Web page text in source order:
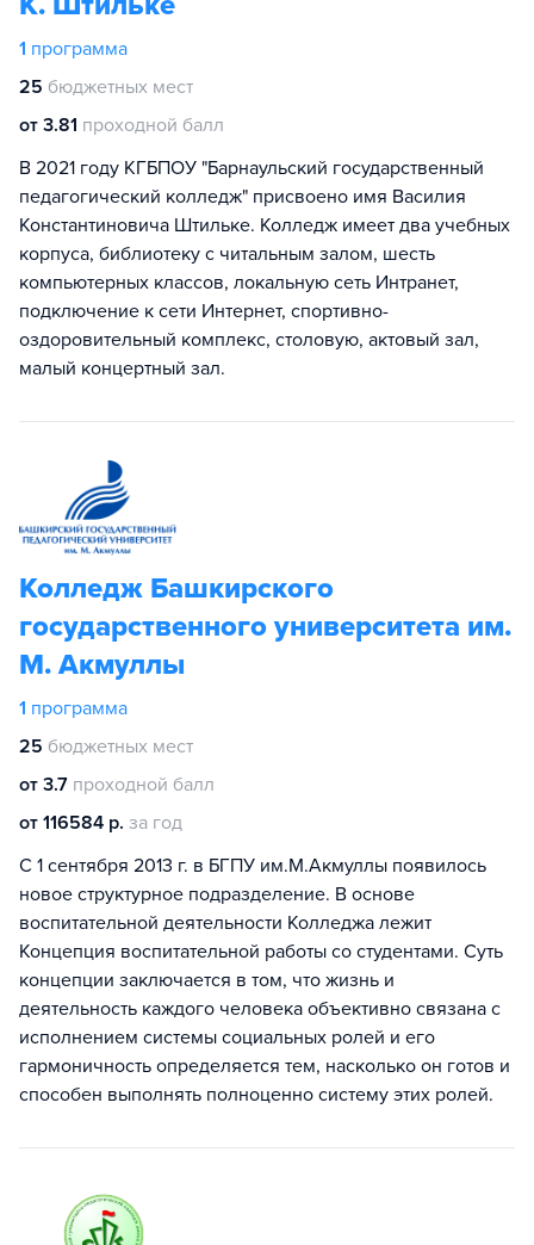
1 программа
25 бюджетных мест
от 3.81 проходной балл
В 2021 году КГБПОУ "Барнаульский государственный
педагогический колледж" присвоено имя Василия
Константиновича Штильке. Колледж имеет два учебных
корпуса, библиотеку с читальным залом, шесть
компьютерных классов, локальную сеть Интранет,
подключение к сети Интернет, спортивно-
оздоровительный комплекс, столовую, актовый зал,
малый концертный зал.
Колледж Башкирского
государственного университета им.
М. Акмуллы
1 программа
25 бюджетных мест
от 3.7 проходной балл
от 116584 р. за год
С 1 сентября 2013 г. в БГПУ им.М.Акмуллы появилось
новое структурное подразделение. В основе
воспитательной деятельности Колледжа лежит
Концепция воспитательной работы со студентами. Суть
концепции заключается в том, что жизнь и
деятельность каждого человека объективно связана с
исполнением системы социальных ролей и его
гармоничность определяется тем, насколько он готов и
способен выполнять полноценно систему этих ролей.